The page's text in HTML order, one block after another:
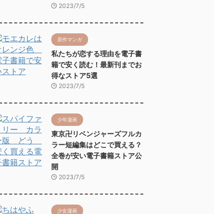
2023/7/5
原作マンガ
私たちが恋する理由を電子書
籍で安く読む！最新刊までお
得なストア5選
2023/7/5
少年漫画
東京卍リベンジャーズフルカ
ラー短編集はどこで買える？
全巻が安い電子書籍ストア公
開
2023/7/5
少女漫画